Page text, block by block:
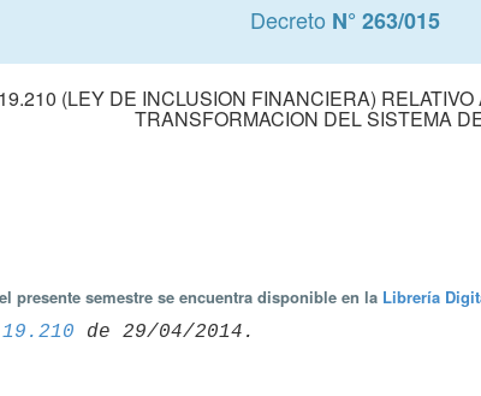
Decreto N° 263/015
(LEY DE INCLUSION FINANCIERA)
TRANSFORMACION DEL SISTEMA
presente semestre se encuentra disponible en la Librería